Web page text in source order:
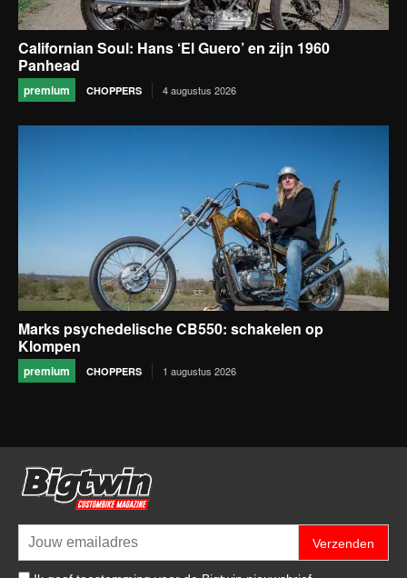
Californian Soul: Hans ‘El Guero’ en zijn 1960
Panhead
premium CHOPPERS 4 augustus 2026
Marks psychedelische CB550: schakelen op
Klompen
premium CHOPPERS 1 augustus 2026
Verzenden